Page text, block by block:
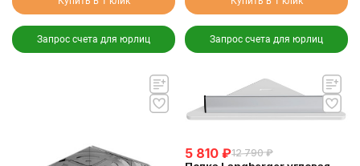
Запрос счета для юрлиц Запрос счета для юрлиц
5 810 ₽12 790 ₽